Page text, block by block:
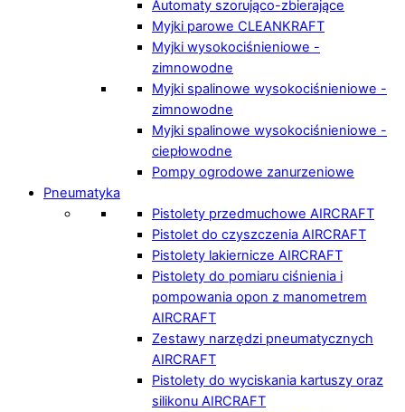
Automaty szorująco-zbierające
Myjki parowe CLEANKRAFT
Myjki wysokociśnieniowe -
zimnowodne
Myjki spalinowe wysokociśnieniowe -
zimnowodne
Myjki spalinowe wysokociśnieniowe -
ciepłowodne
Pompy ogrodowe zanurzeniowe
Pneumatyka
Pistolety przedmuchowe AIRCRAFT
Pistolet do czyszczenia AIRCRAFT
Pistolety lakiernicze AIRCRAFT
Pistolety do pomiaru ciśnienia i
pompowania opon z manometrem
AIRCRAFT
Zestawy narzędzi pneumatycznych
AIRCRAFT
Pistolety do wyciskania kartuszy oraz
silikonu AIRCRAFT